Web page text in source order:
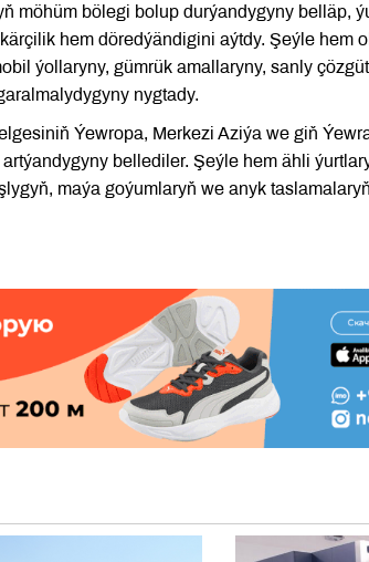
möhüm bölegi bolup durýandygyny belläp,
hem döredýändigini aýtdy. Şeýle hem
ýollaryny, gümrük amallaryny, sanly
nygtady.
Ýewropa, Merkezi Aziýa we giň
bellediler. Şeýle hem ähli
maýa goýumlaryň we anyk